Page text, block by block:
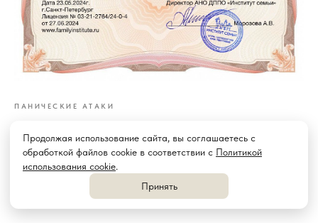
Продолжая использование сайта, вы соглашаетесь с
обработкой файлов cookie в соответствии с Политикой
использования cookie.
Принять
ПАНИЧЕСКИЕ АТАКИ